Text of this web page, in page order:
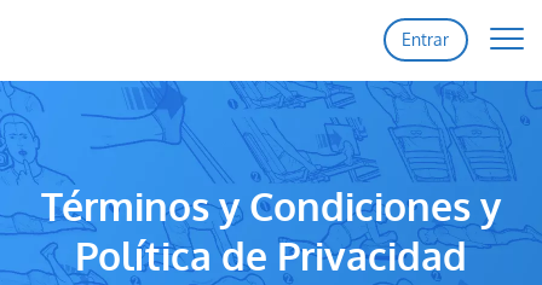
Inicio
Funciones
Precios
Soporte
Entrar
Términos y Condiciones y
Política de Privacidad